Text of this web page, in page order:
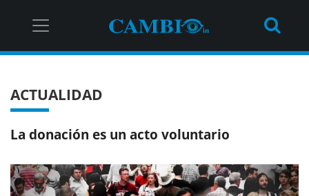
ACTUALIDAD
La donación es un acto voluntario